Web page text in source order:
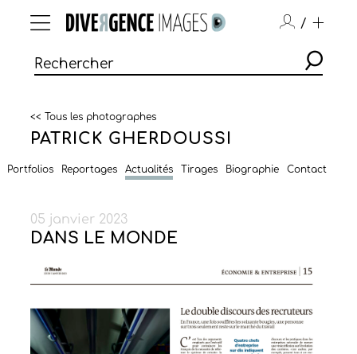
/
<< Tous les photographes
PATRICK GHERDOUSSI
Portfolios Reportages Actualités Tirages Biographie Contact
05 janvier 2023
DANS LE MONDE